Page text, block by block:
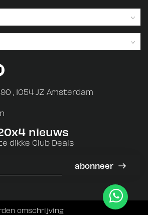
, 1054 JZ Amsterdam
nieuws
dikke Club Deals
abonneer
omschrijving